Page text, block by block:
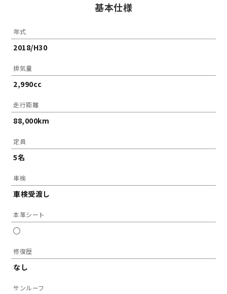
基本仕様
年式
2018/H30
排気量
2,990cc
走行距離
88,000km
定員
5名
車検
車検受渡し
本革シート
◯
修復歴
なし
サンルーフ